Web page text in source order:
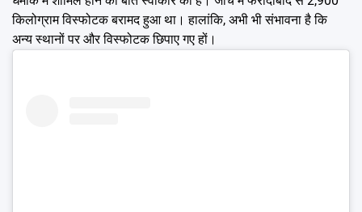
किलोग्राम विस्फोटक बरामद हुआ था। हालांकि, अभी भी संभावना है कि
अन्य स्थानों पर और विस्फोटक छिपाए गए हों।